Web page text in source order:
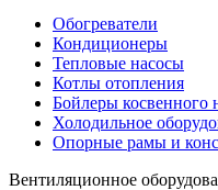
Обогреватели
Кондиционеры
Тепловые насосы
Котлы отопления
Бойлеры косвенного
Холодильное
Опорные рамы и
Вентиляционное